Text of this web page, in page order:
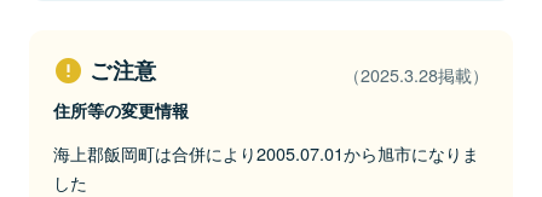
ご注意 （2025.3.28掲載）
住所等の変更情報
海上郡飯岡町は合併により2005.07.01から旭市になりま
した